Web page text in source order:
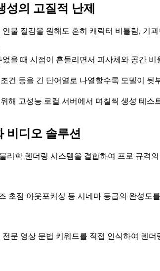
의 고질적 난제
물 질감을 원해도 흔히 캐릭터 비틀림, 기
을 때 시점이 흔들리면서 피사체와 공간
건 등을 긴 단어열로 나열할수록 모델이 뒷
해 고성능 로컬 서버에서 며칠씩 생성 테스
비디오 솔루션
리학 렌더링 시스템을 결합하여 프로 규격
초점 아웃포커싱 등 시네마 등급의 완성도
문 영상 문법 키워드를 직접 인식하여 렌더